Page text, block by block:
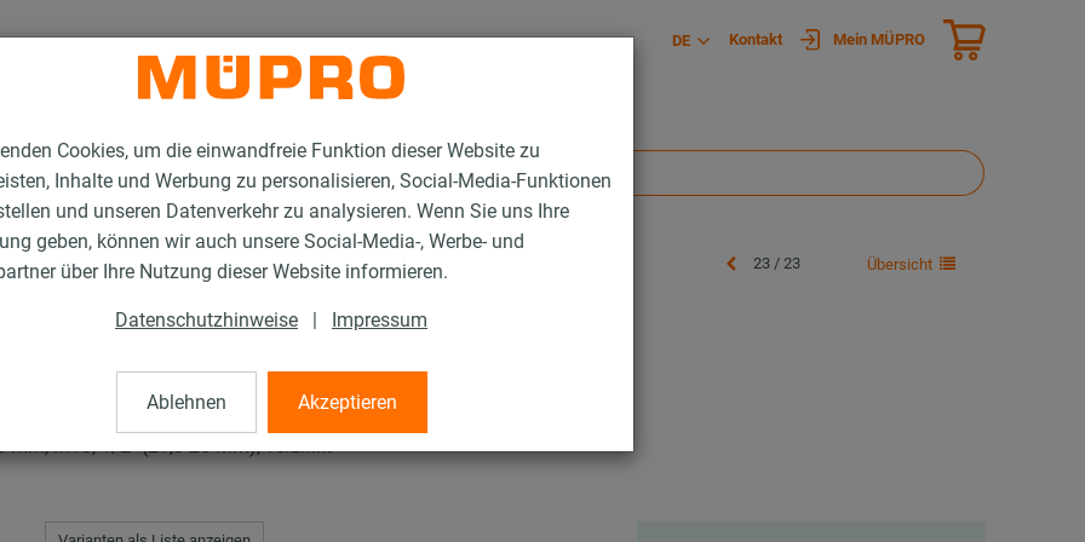
Cookies, um die einwandfreie Funktion dieser Website zu
Inhalte und Werbung zu personalisieren, Social-Media-Funktionen
und unseren Datenverkehr zu analysieren. Wenn Sie uns Ihre
geben, können wir auch unsere Social-Media-, Werbe- und
über Ihre Nutzung dieser Website informieren.
Datenschutzhinweise | Impressum
Ablehnen Akzeptieren
DE Kontakt Mein MÜPRO
mit Schalldämmung ISO-Schellen Typ H, M, T 23 / 23 Übersicht
M, T
mm, M10, 1/2" (21,3-25 mm), verzinkt